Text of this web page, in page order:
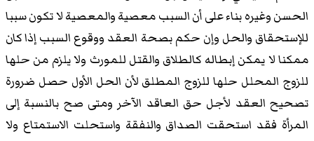
الحسن وغيره بناء على أن السبب معصية والمعصية لا تكون سببا
للإستحقاق والحل وإن حكم بصحة العقد ووقوع السبب إذا كان
ممكنا لا يمكن إبطاله كالطلاق والقتل للمورث ولا يلزم من حلها
للزوج المحلل حلها للزوج المطلق لأن الحل الأول حصل ضرورة
تصحيح العقد لأجل حق العاقد الآخر ومتى صح بالنسبة إلى
المرأة فقد استحقت الصداق والنفقة واستحلت الاستمتاع ولا